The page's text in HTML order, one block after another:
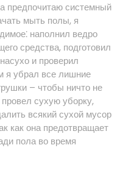
предпочитаю системный
мыть полы, я
наполнил ведро
средства, подготовил
и проверил
я убрал все лишние
– чтобы ничто не
сухую уборку,
всякий сухой мусор
как она предотвращает
пола во время